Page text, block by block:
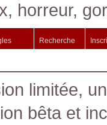
horreur,
Recherche
limitée,
bêta et